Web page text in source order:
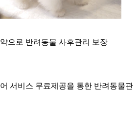
으로 반려동물 사후관리 보장
서비스 무료제공을 통한 반려동물관